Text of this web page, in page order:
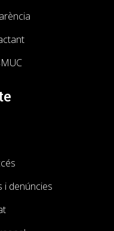
i denúncies